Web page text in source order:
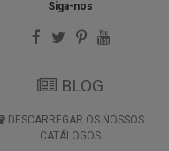
Siga-nos
BLOG
DESCARREGAR OS NOSSOS
CATÁLOGOS